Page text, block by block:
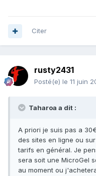
Citer
rusty2431
Posté(e) le 11 juin
Taharoa a dit :
A priori je suis pas a
des sites en ligne ou
tarifs en général. Je
sera soit une MicroGel
au moment ou